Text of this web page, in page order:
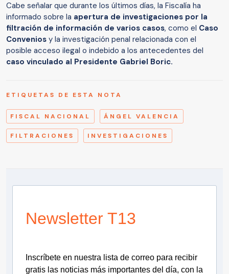
Cabe señalar que durante los últimos días, la Fiscalía ha
informado sobre la apertura de investigaciones por la
filtración de información de varios casos, como el Caso
Convenios y la investigación penal relacionada con el
posible acceso ilegal o indebido a los antecedentes del
caso vinculado al Presidente Gabriel Boric.
ETIQUETAS DE ESTA NOTA
FISCAL NACIONAL ÁNGEL VALENCIA
FILTRACIONES INVESTIGACIONES
Newsletter T13
Inscríbete en nuestra lista de correo para recibir
gratis las noticias más importantes del día, con la